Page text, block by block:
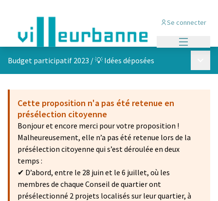
Se connecter
Budget participatif 2023 /💡 Idées déposées
Cette proposition n'a pas été retenue en
présélection citoyenne
Bonjour et encore merci pour votre proposition !
Malheureusement, elle n’a pas été retenue lors de la
présélection citoyenne qui s’est déroulée en deux
temps :
✔ D’abord, entre le 28 juin et le 6 juillet, où les
membres de chaque Conseil de quartier ont
présélectionné 2 projets localisés sur leur quartier, à